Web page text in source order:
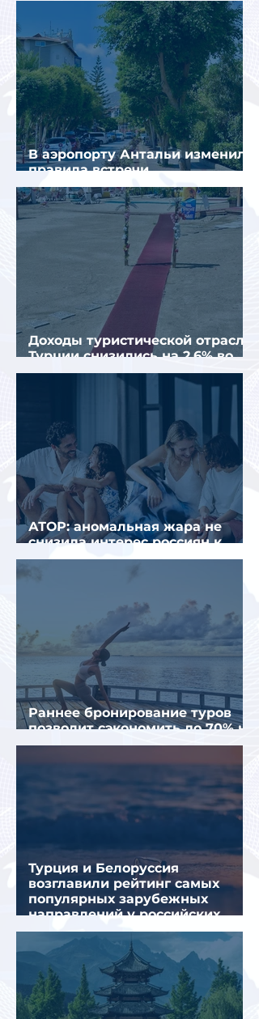
В аэропорту Антальи изменили
правила встречи
организованных туристов
Доходы туристической отрасли
Турции снизились на 2,6% во
втором квартале 2026 года
АТОР: аномальная жара не
снизила интерес россиян к
летнему отдыху в Европе
Раннее бронирование туров
позволит сэкономить до 70% на
летнем отдыхе — АТОР
Турция и Белоруссия
возглавили рейтинг самых
популярных зарубежных
направлений у российских
туристов летом